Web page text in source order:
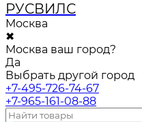
РУСВИЛС
Москва
✖
Москва ваш город?
Да
Выбрать другой город
+7-495-726-74-67
+7-965-161-08-88